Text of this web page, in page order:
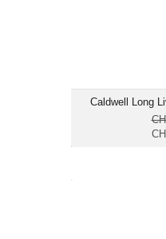
Caldwell Long